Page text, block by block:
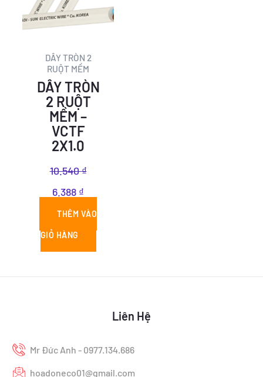
DÂY TRÒN 2
RUỘT MỀM
DÂY TRÒN
2 RUỘT
MỀM –
VCTF
2X1.0
10.540₫
10.540 ₫.
6.388 ₫
là:
6.388 ₫.
THÊM VÀO
GIỎ HÀNG
Liên Hệ
Mr Đức Anh - 0977.134.686
hoadoneco01@gmail.com